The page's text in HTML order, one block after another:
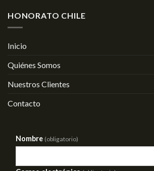
HONORATO CHILE
Inicio
Quiénes Somos
Nuestros Clientes
Contacto
Nombre (obligatorio)